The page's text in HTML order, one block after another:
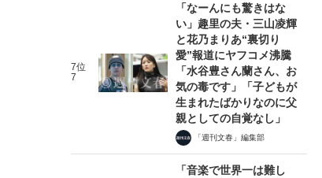
7位
7
「なーんにも驚きはな
い」趣里の夫・三山凌輝
と花乃まりあ“裏切り
愛”報道にヤフコメ沸騰
「水谷豊さん蘭さん、お
気の毒です」「子どもが
生まれたばかりなのに父
親としての自覚なし」
「週刊文春」編集部
「音楽で世界一は難し